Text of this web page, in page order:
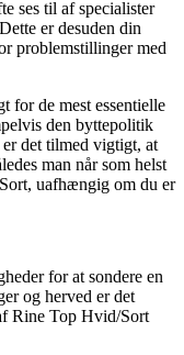
ses til af specialister
er desuden din
problemstillinger med
for de mest essentielle
den byttepolitik
det tilmed vigtigt, at
man når som helst
uafhængig om du er
for at sondere en
og herved er det
Rine Top Hvid/Sort